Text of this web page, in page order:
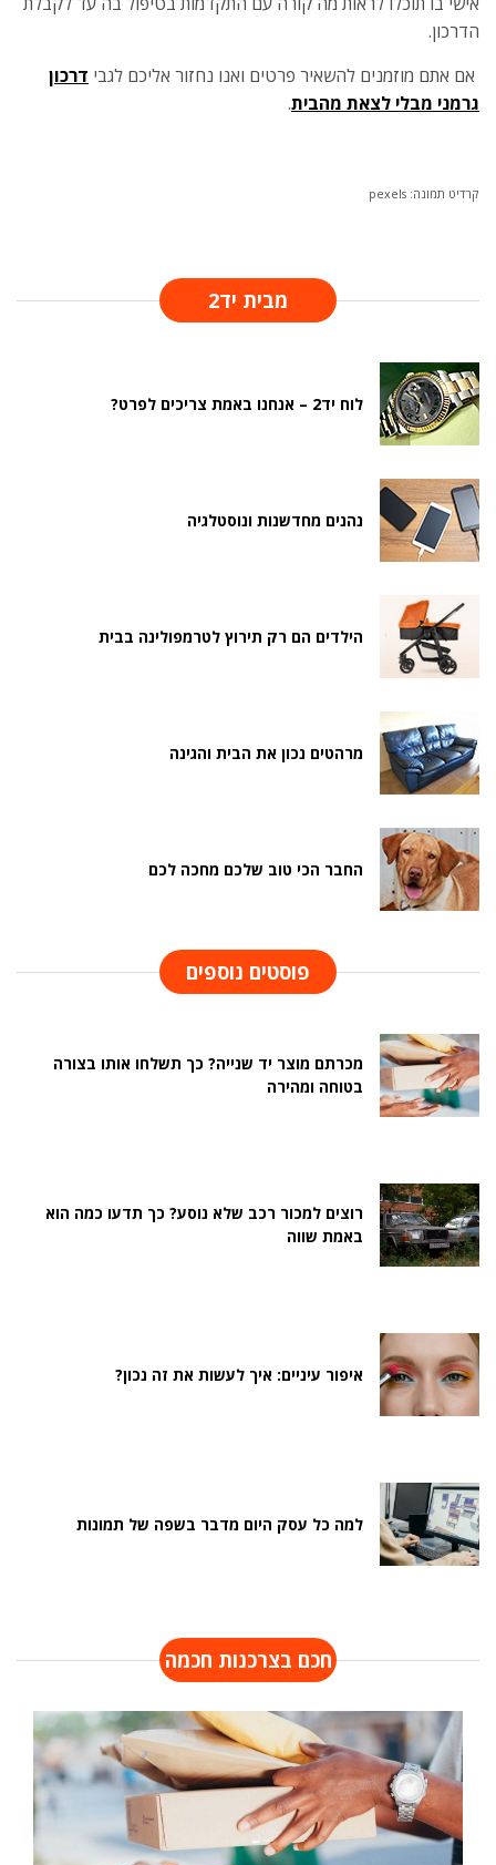
הדרכון.
אם אתם מוזמנים להשאיר פרטים ואנו נחזור אליכם לגבי דרכון
גרמני מבלי לצאת מהבית.
קרדיט תמונה: pexels
מבית יד2
לוח יד2 – אנחנו באמת צריכים לפרט?
נהנים מחדשנות ונוסטלגיה
הילדים הם רק תירוץ לטרמפולינה בבית
מרהטים נכון את הבית והגינה
החבר הכי טוב שלכם מחכה לכם
פוסטים נוספים
מכרתם מוצר יד שנייה? כך תשלחו אותו בצורה
בטוחה ומהירה
רוצים למכור רכב שלא נוסע? כך תדעו כמה הוא
באמת שווה
איפור עיניים: איך לעשות את זה נכון?
למה כל עסק היום מדבר בשפה של תמונות
חכם בצרכנות חכמה